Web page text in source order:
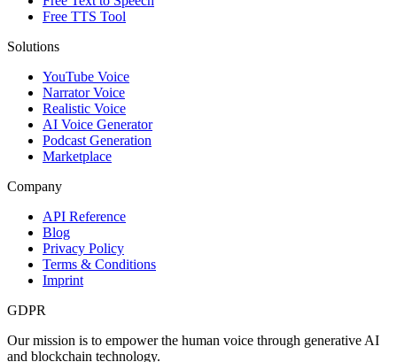
Free TTS Tool
Solutions
YouTube Voice
Narrator Voice
Realistic Voice
AI Voice Generator
Podcast Generation
Marketplace
Company
API Reference
Blog
Privacy Policy
Terms & Conditions
Imprint
GDPR
Our mission is to empower the human voice through generative AI
and blockchain technology.